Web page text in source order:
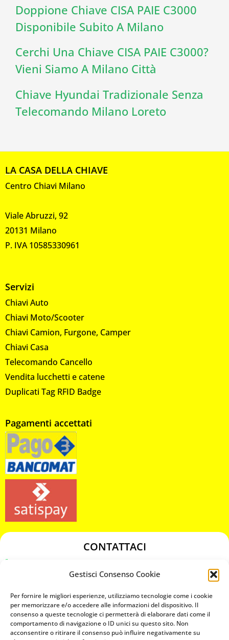
Gestisci Consenso Cookie
Per fornire le migliori esperienze, utilizziamo tecnologie come i cookie
per memorizzare e/o accedere alle informazioni del dispositivo. Il
consenso a queste tecnologie ci permetterà di elaborare dati come il
comportamento di navigazione o ID unici su questo sito. Non
acconsentire o ritirare il consenso può influire negativamente su
Doppione Chiave CISA PAIE C3000
Disponibile Subito A Milano
Cerchi Una Chiave CISA PAIE C3000?
Vieni Siamo A Milano Città
Chiave Hyundai Tradizionale Senza
Telecomando Milano Loreto
LA CASA DELLA CHIAVE
Centro Chiavi Milano
Viale Abruzzi, 92
20131 Milano
P. IVA 10585330961
Servizi
Chiavi Auto
Chiavi Moto/Scooter
Chiavi Camion, Furgone, Camper
Chiavi Casa
Telecomando Cancello
Vendita lucchetti e catene
Duplicati Tag RFID Badge
Pagamenti accettati
CONTATTACI
chiavicodificate@gmail.com
Privacy Policy